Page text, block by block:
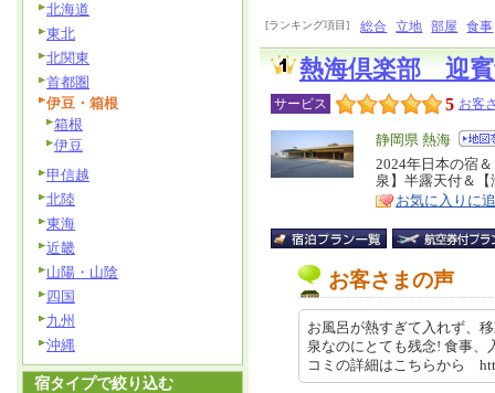
[ランキング項目] 総合 立地 部屋 食事
熱海倶楽部 迎
サービス 5 お客
エ
リ
ア
静岡県 熱海
特
徴
2024年日本の宿
泉】半露天付＆
お気に入りに
お客さまの声
お風呂が熱すぎて入れず、
泉なのにとても残念! 食事、
コミの詳細はこちらから
北海道
東北
北関東
首都圏
伊豆・箱根
箱根
伊豆
甲信越
北陸
東海
近畿
山陽・山陰
四国
九州
沖縄
宿タイプで絞り込む